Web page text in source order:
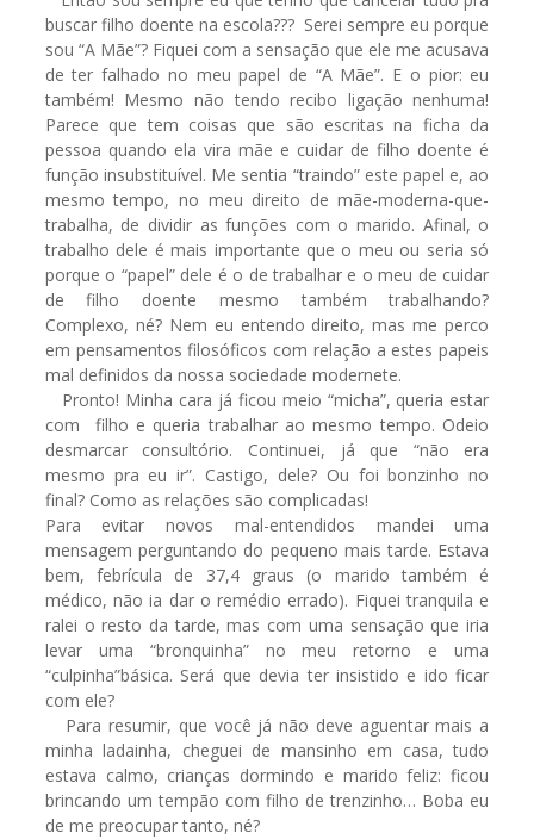
buscar filho doente na escola??? Serei sempre eu porque
sou “A Mãe”? Fiquei com a sensação que ele me acusava
de ter falhado no meu papel de “A Mãe”. E o pior: eu
também! Mesmo não tendo recibo ligação nenhuma!
Parece que tem coisas que são escritas na ficha da
pessoa quando ela vira mãe e cuidar de filho doente é
função insubstituível. Me sentia “traindo” este papel e, ao
mesmo tempo, no meu direito de mãe-moderna-que-
trabalha, de dividir as funções com o marido. Afinal, o
trabalho dele é mais importante que o meu ou seria só
porque o “papel” dele é o de trabalhar e o meu de cuidar
de filho doente mesmo também trabalhando?
Complexo, né? Nem eu entendo direito, mas me perco
em pensamentos filosóficos com relação a estes papeis
mal definidos da nossa sociedade modernete.
Pronto! Minha cara já ficou meio “micha”, queria estar
com filho e queria trabalhar ao mesmo tempo. Odeio
desmarcar consultório. Continuei, já que “não era
mesmo pra eu ir”. Castigo, dele? Ou foi bonzinho no
final? Como as relações são complicadas!
Para evitar novos mal-entendidos mandei uma
mensagem perguntando do pequeno mais tarde. Estava
bem, febrícula de 37,4 graus (o marido também é
médico, não ia dar o remédio errado). Fiquei tranquila e
ralei o resto da tarde, mas com uma sensação que iria
levar uma “bronquinha” no meu retorno e uma
“culpinha”básica. Será que devia ter insistido e ido ficar
com ele?
Para resumir, que você já não deve aguentar mais a
minha ladainha, cheguei de mansinho em casa, tudo
estava calmo, crianças dormindo e marido feliz: ficou
brincando um tempão com filho de trenzinho… Boba eu
de me preocupar tanto, né?